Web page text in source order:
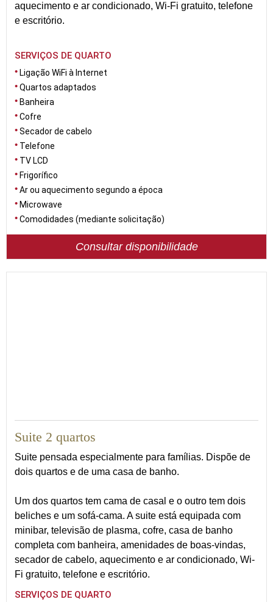
aquecimento e ar condicionado, Wi-Fi gratuito, telefone
e escritório.
SERVIÇOS DE QUARTO
Ligação WiFi à Internet
Quartos adaptados
Banheira
Cofre
Secador de cabelo
Telefone
TV LCD
Frigorífico
Ar ou aquecimento segundo a época
Microwave
Comodidades (mediante solicitação)
Consultar disponibilidade
Suite 2 quartos
Suite pensada especialmente para famílias. Dispõe de
dois quartos e de uma casa de banho.
Um dos quartos tem cama de casal e o outro tem dois
beliches e um sofá-cama. A suite está equipada com
minibar, televisão de plasma, cofre, casa de banho
completa com banheira, amenidades de boas-vindas,
secador de cabelo, aquecimento e ar condicionado, Wi-
Fi gratuito, telefone e escritório.
SERVIÇOS DE QUARTO